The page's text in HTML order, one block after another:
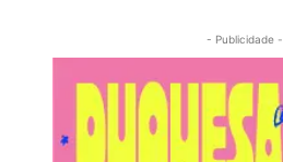
- Publicidade -